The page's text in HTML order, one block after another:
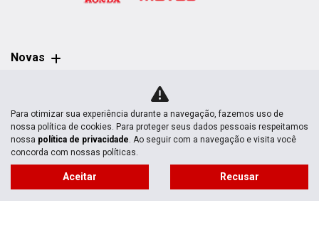
Novas
Política de privacidade
Para otimizar sua experiência durante a navegação, fazemos uso de
nossa política de cookies. Para proteger seus dados pessoais respeitamos
nossa política de privacidade. Ao seguir com a navegação e visita você
concorda com nossas políticas.
Aceitar Recusar